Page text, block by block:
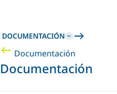
DOCUMENTACIÓN
Documentación
Documentación